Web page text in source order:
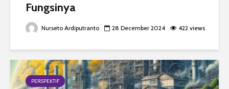
Fungsinya
Nurseto Ardiputranto 28 December 2024 422 views
PERSPEKTIF